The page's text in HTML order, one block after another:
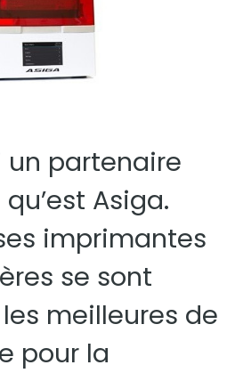
un partenaire
Asiga.
imprimantes
se sont
meilleures de
pour la